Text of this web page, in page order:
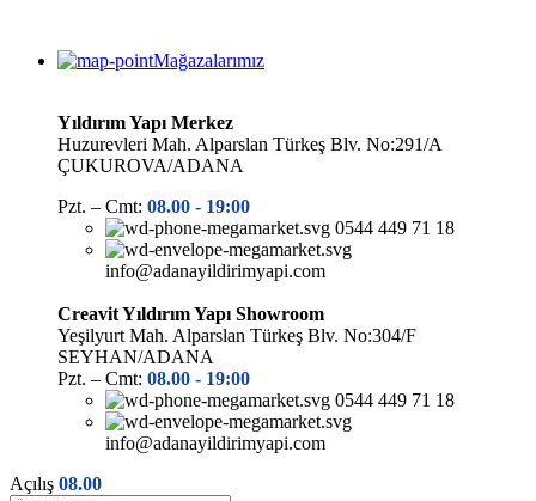
Mağazalarımız
Yıldırım Yapı Merkez
Huzurevleri Mah. Alparslan Türkeş Blv. No:291/A
ÇUKUROVA/ADANA
Pzt. – Cmt: 08.00 - 19:00
0544 449 71 18
info@adanayildirimyapi.com
Creavit Yıldırım Yapı Showroom
Yeşilyurt Mah. Alparslan Türkeş Blv. No:304/F
SEYHAN/ADANA
Pzt. – Cmt: 08.00 - 19:00
0544 449 71 18
info@adanayildirimyapi.com
Açılış 08.00